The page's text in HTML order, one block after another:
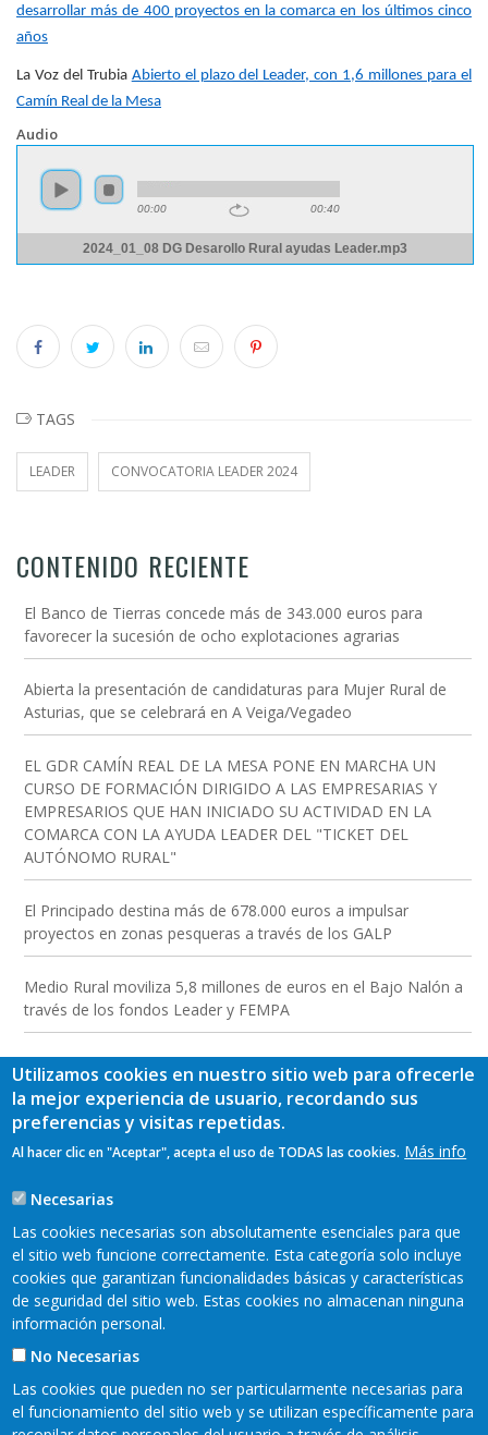
desarrollar más de 400 proyectos en la comarca en los últimos cinco
años
La Voz del Trubia Abierto el plazo del Leader, con 1,6 millones para el
Camín Real de la Mesa
Audio
00:00 00:40
2024_01_08 DG Desarollo Rural ayudas Leader.mp3
TAGS
LEADER CONVOCATORIA LEADER 2024
CONTENIDO RECIENTE
El Banco de Tierras concede más de 343.000 euros para
favorecer la sucesión de ocho explotaciones agrarias
Abierta la presentación de candidaturas para Mujer Rural de
Asturias, que se celebrará en A Veiga/Vegadeo
EL GDR CAMÍN REAL DE LA MESA PONE EN MARCHA UN
CURSO DE FORMACIÓN DIRIGIDO A LAS EMPRESARIAS Y
EMPRESARIOS QUE HAN INICIADO SU ACTIVIDAD EN LA
COMARCA CON LA AYUDA LEADER DEL "TICKET DEL
AUTÓNOMO RURAL"
El Principado destina más de 678.000 euros a impulsar
proyectos en zonas pesqueras a través de los GALP
Medio Rural moviliza 5,8 millones de euros en el Bajo Nalón a
través de los fondos Leader y FEMPA
Utilizamos cookies en nuestro sitio web para ofrecerle
la mejor experiencia de usuario, recordando sus
preferencias y visitas repetidas.
Al hacer clic en "Aceptar", acepta el uso de TODAS las cookies. Más info
Necesarias
Las cookies necesarias son absolutamente esenciales para que
el sitio web funcione correctamente. Esta categoría solo incluye
cookies que garantizan funcionalidades básicas y características
de seguridad del sitio web. Estas cookies no almacenan ninguna
información personal.
No Necesarias
Las cookies que pueden no ser particularmente necesarias para
el funcionamiento del sitio web y se utilizan específicamente para